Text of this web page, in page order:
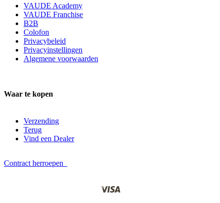
VAUDE Academy
VAUDE Franchise
B2B
Colofon
Privacybeleid
Privacyinstellingen
Algemene voorwaarden
Waar te kopen
Verzending
Terug
Vind een Dealer
Contract herroepen